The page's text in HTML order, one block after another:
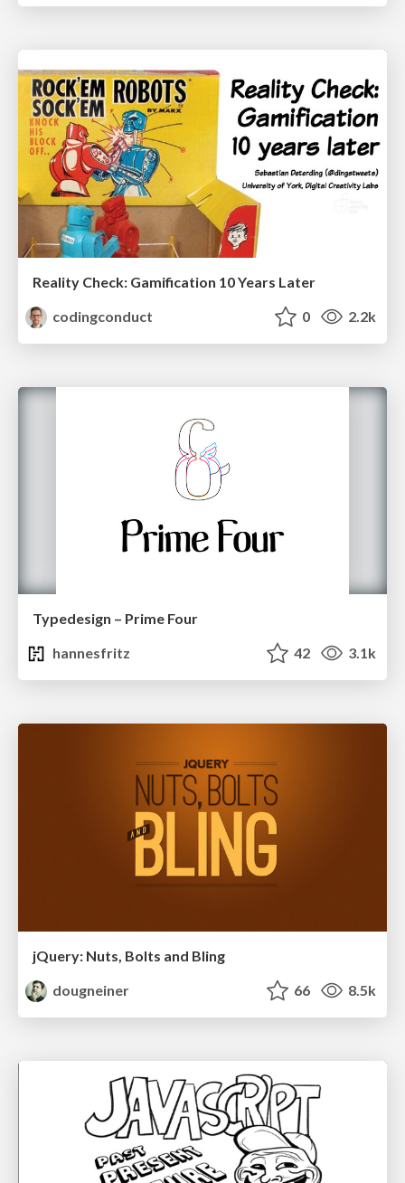
Reality Check: Gamification 10 Years Later
codingconduct
0 2.2k
Typedesign – Prime Four
hannesfritz
42 3.1k
jQuery: Nuts, Bolts and Bling
dougneiner
66 8.5k